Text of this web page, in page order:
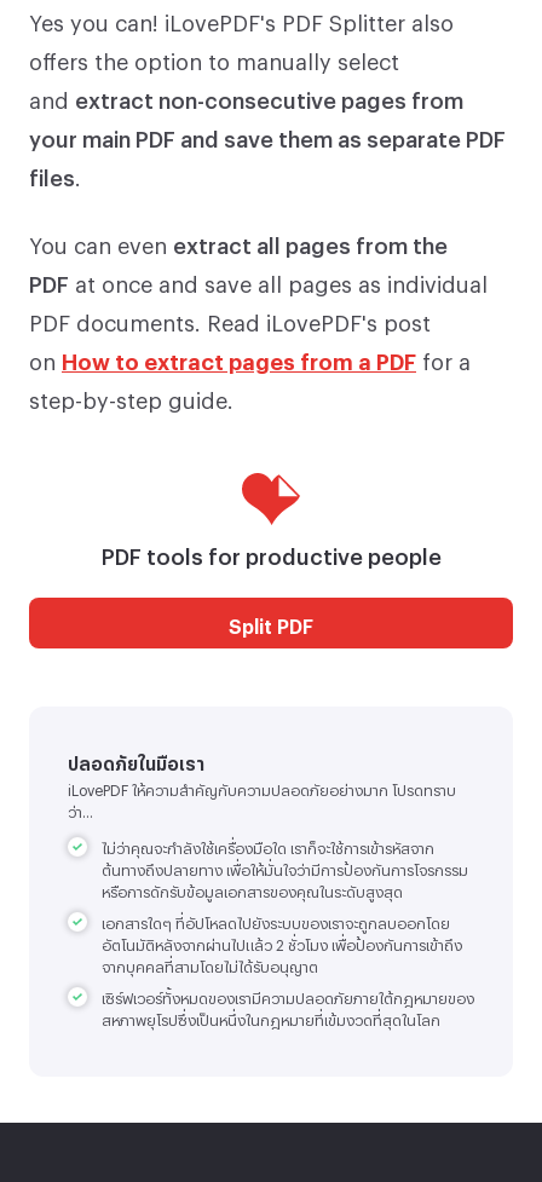
Yes you can! iLovePDF's PDF Splitter also
offers the option to manually select
and extract non-consecutive pages from
your main PDF and save them as separate PDF
files
You can even extract all pages from the
PDF at once and save all pages as individual
PDF documents. Read iLovePDF's post
on How to extract pages from a PDF for a
step-by-step guide.
PDF tools for productive people
Split PDF
ปลอดภัยในมือเรา
iLovePDF ให้ความสำคัญกับความปลอดภัยอย่างมาก โปรดทราบ
ว่า...
ไม่ว่าคุณจะกำลังใช้เครื่องมือใด เราก็จะใช้การเข้ารหัสจาก
ต้นทางถึงปลายทาง เพื่อให้มั่นใจว่ามีการป้องกันการโจรกรรม
หรือการดักรับข้อมูลเอกสารของคุณในระดับสูงสุด
เอกสารใดๆ ที่อัปโหลดไปยังระบบของเราจะถูกลบออกโดย
อัตโนมัติหลังจากผ่านไปแล้ว 2 ชั่วโมง เพื่อป้องกันการเข้าถึง
จากบุคคลที่สามโดยไม่ได้รับอนุญาต
เซิร์ฟเวอร์ทั้งหมดของเรามีความปลอดภัยภายใต้กฎหมายของ
สหภาพยุโรปซึ่งเป็นหนึ่งในกฎหมายที่เข้มงวดที่สุดในโลก